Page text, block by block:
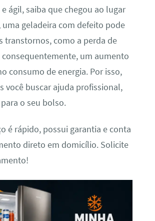
ágil, saiba que chegou ao lugar
uma geladeira com defeito pode
transtornos, como a perda de
um aumento
consumo de energia. Por isso,
você buscar ajuda profissional,
o seu bolso.
é rápido, possui garantia e conta
direto em domicílio. Solicite